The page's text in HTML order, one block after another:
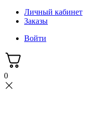
Личный кабинет
Заказы
Войти
0